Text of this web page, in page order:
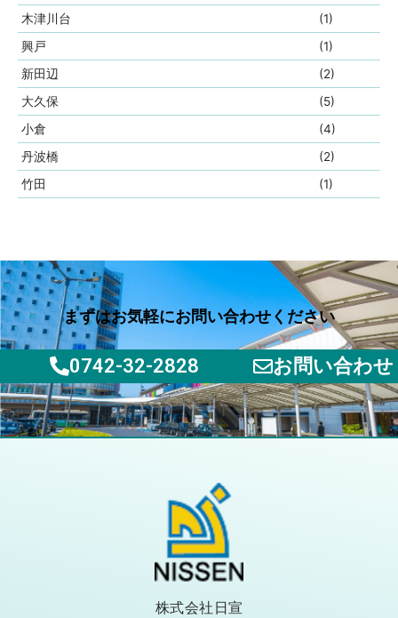
木津川台
(1)
興戸
(1)
新田辺
(2)
大久保
(5)
小倉
(4)
丹波橋
(2)
竹田
(1)
まずはお気軽にお問い合わせください
0742-32-2828 お問い合わせ
株式会社日宣